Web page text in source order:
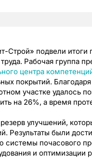
Строй» подвели итоги
Рабочая группа
центра
покрытий.
участке удалось
на 26%, а время
улучшений,
Результаты были
системы почасового
и оптимизации